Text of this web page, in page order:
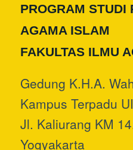
PROGRAM STUDI
AGAMA ISLAM
FAKULTAS ILMU
Gedung K.H.A.
Kampus Terpadu
Jl. Kaliurang KM
Yogyakarta